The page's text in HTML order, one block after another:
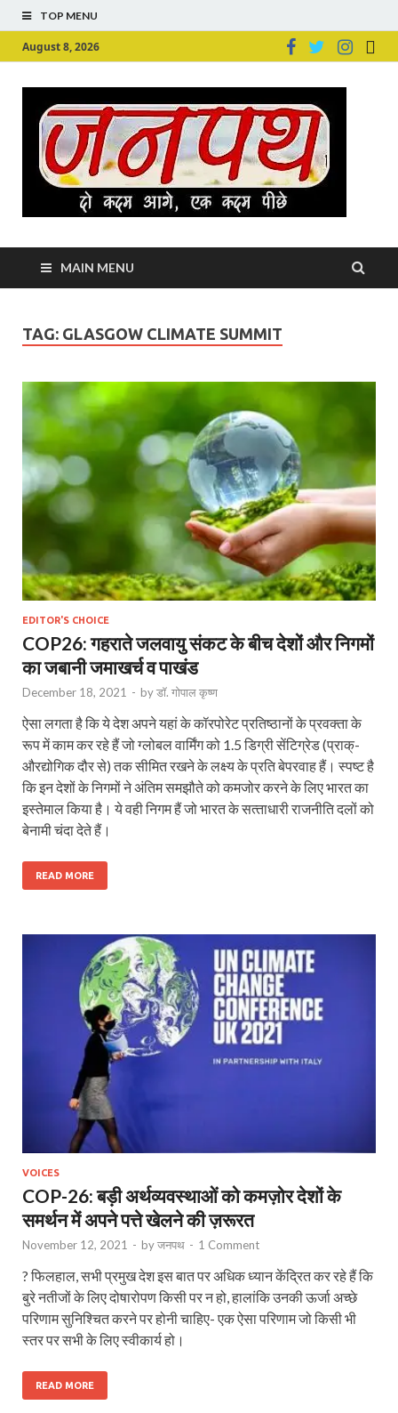
TOP MENU
August 8, 2026
MAIN MENU
TAG: GLASGOW CLIMATE SUMMIT
EDITOR'S CHOICE
COP26: गहराते जलवायु संकट के बीच देशों और निगमों
का जबानी जमाखर्च व पाखंड
December 18, 2021 - byडॉ. गोपाल कृष्ण
ऐसा लगता है कि ये देश अपने यहां के कॉरपोरेट प्रतिष्‍ठानों के प्रवक्‍ता के
रूप में काम कर रहे हैं जो ग्‍लोबल वार्मिंग को 1.5 डिग्री सेंटिग्रेड (प्राक्-
औरद्योगिक दौर से) तक सीमित रखने के लक्ष्‍य के प्रति बेपरवाह हैं। स्‍पष्‍ट है
कि इन देशों के निगमों ने अंतिम समझौते को कमजोर करने के लिए भारत का
इस्‍तेमाल किया है। ये वही निगम हैं जो भारत के सत्‍ताधारी राजनीति दलों को
बेनामी चंदा देते हैं।
READ MORE
VOICES
COP-26: बड़ी अर्थव्यवस्थाओं को कमज़ोर देशों के
समर्थन में अपने पत्ते खेलने की ज़रूरत
November 12, 2021 - byजनपथ - 1 Comment
? फिलहाल, सभी प्रमुख देश इस बात पर अधिक ध्यान केंद्रित कर रहे हैं कि
बुरे नतीजों के लिए दोषारोपण किसी पर न हो, हालांकि उनकी ऊर्जा अच्छे
परिणाम सुनिश्चित करने पर होनी चाहिए- एक ऐसा परिणाम जो किसी भी
स्तर पर सभी के लिए स्वीकार्य हो।
READ MORE